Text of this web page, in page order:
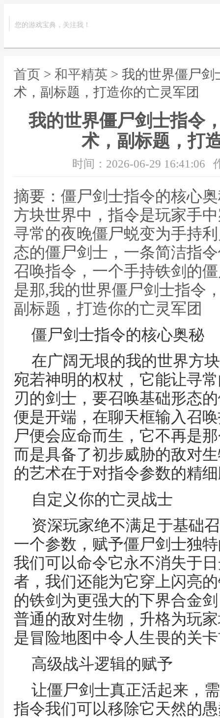
您的游戏宝典，关注我！
首页 > 和平精英 > 我的世界僵尸
术，副标题，打造你的亡灵军团
我的世界僵尸剑士指令
术，副标题，打
时间：2026-06-29 16:41:06
摘要：僵尸剑士指令的核心
方块世界中，指令是玩家手
寻常的夜晚僵尸蜕变为手持
态的僵尸剑士，一条简洁指
召唤指令，一个手持铁剑的
是那,我的世界僵尸剑士指令
副标题，打造你的亡灵军团
僵尸剑士指令的核心奥秘
在广阔无垠的我的世界方
宛若神明的权杖，它能让寻
刃的剑士，要召唤基础形态
便是开端，在聊天框输入召
尸便会应命而生，它不再是
而是具备了初步威胁的敌对
的艺术在于对指令参数的精
自定义你的亡灵战士
资深玩家绝不满足于基础
一个参数，赋予僵尸剑士独
我们可以命令它永不消失于
者，我们还能为它穿上闪亮
的铁剑为更强大的下界合金
普通的敌对生物，升格为玩
是冒险地图中令人生畏的关
高级战斗逻辑的赋予
让僵尸剑士真正活起来，
指令我们可以移除它天然的